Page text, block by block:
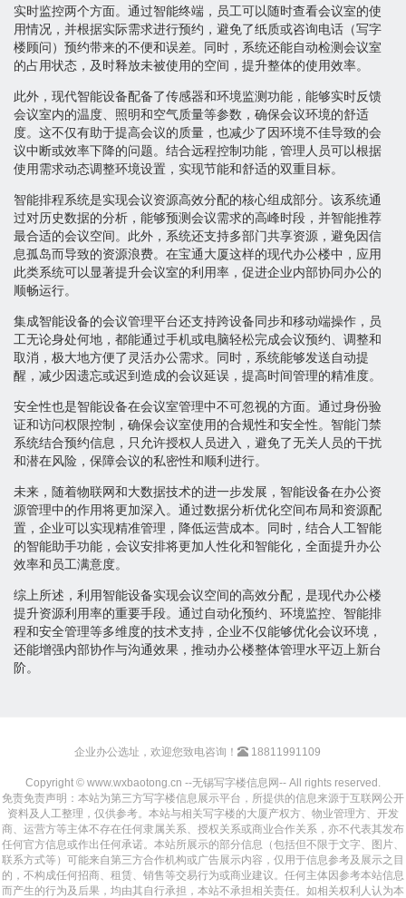
实时监控两个方面。通过智能终端，员工可以随时查看会议室的使
用情况，并根据实际需求进行预约，避免了纸质或咨询电话（写字
楼顾问）预约带来的不便和误差。同时，系统还能自动检测会议室
的占用状态，及时释放未被使用的空间，提升整体的使用效率。
此外，现代智能设备配备了传感器和环境监测功能，能够实时反馈
会议室内的温度、照明和空气质量等参数，确保会议环境的舒适
度。这不仅有助于提高会议的质量，也减少了因环境不佳导致的会
议中断或效率下降的问题。结合远程控制功能，管理人员可以根据
使用需求动态调整环境设置，实现节能和舒适的双重目标。
智能排程系统是实现会议资源高效分配的核心组成部分。该系统通
过对历史数据的分析，能够预测会议需求的高峰时段，并智能推荐
最合适的会议空间。此外，系统还支持多部门共享资源，避免因信
息孤岛而导致的资源浪费。在宝通大厦这样的现代办公楼中，应用
此类系统可以显著提升会议室的利用率，促进企业内部协同办公的
顺畅运行。
集成智能设备的会议管理平台还支持跨设备同步和移动端操作，员
工无论身处何地，都能通过手机或电脑轻松完成会议预约、调整和
取消，极大地方便了灵活办公需求。同时，系统能够发送自动提
醒，减少因遗忘或迟到造成的会议延误，提高时间管理的精准度。
安全性也是智能设备在会议室管理中不可忽视的方面。通过身份验
证和访问权限控制，确保会议室使用的合规性和安全性。智能门禁
系统结合预约信息，只允许授权人员进入，避免了无关人员的干扰
和潜在风险，保障会议的私密性和顺利进行。
未来，随着物联网和大数据技术的进一步发展，智能设备在办公资
源管理中的作用将更加深入。通过数据分析优化空间布局和资源配
置，企业可以实现精准管理，降低运营成本。同时，结合人工智能
的智能助手功能，会议安排将更加人性化和智能化，全面提升办公
效率和员工满意度。
综上所述，利用智能设备实现会议空间的高效分配，是现代办公楼
提升资源利用率的重要手段。通过自动化预约、环境监控、智能排
程和安全管理等多维度的技术支持，企业不仅能够优化会议环境，
还能增强内部协作与沟通效果，推动办公楼整体管理水平迈上新台
阶。
企业办公选址，欢迎您致电咨询！ 18811991109
Copyright © www.wxbaotong.cn --无锡写字楼信息网-- All rights reserved.
免责免责声明：本站为第三方写字楼信息展示平台，所提供的信息来源于互联网公开
资料及人工整理，仅供参考。本站与相关写字楼的大厦产权方、物业管理方、开发
商、运营方等主体不存在任何隶属关系、授权关系或商业合作关系，亦不代表其发布
任何官方信息或作出任何承诺。本站所展示的部分信息（包括但不限于文字、图片、
联系方式等）可能来自第三方合作机构或广告展示内容，仅用于信息参考及展示之目
的，不构成任何招商、租赁、销售等交易行为或商业建议。任何主体因参考本站信息
而产生的行为及后果，均由其自行承担，本站不承担相关责任。如相关权利人认为本